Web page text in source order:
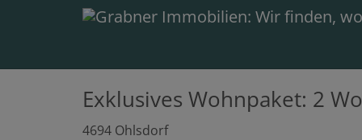
Exklusives Wohnpaket: 2
4694 Ohlsdorf